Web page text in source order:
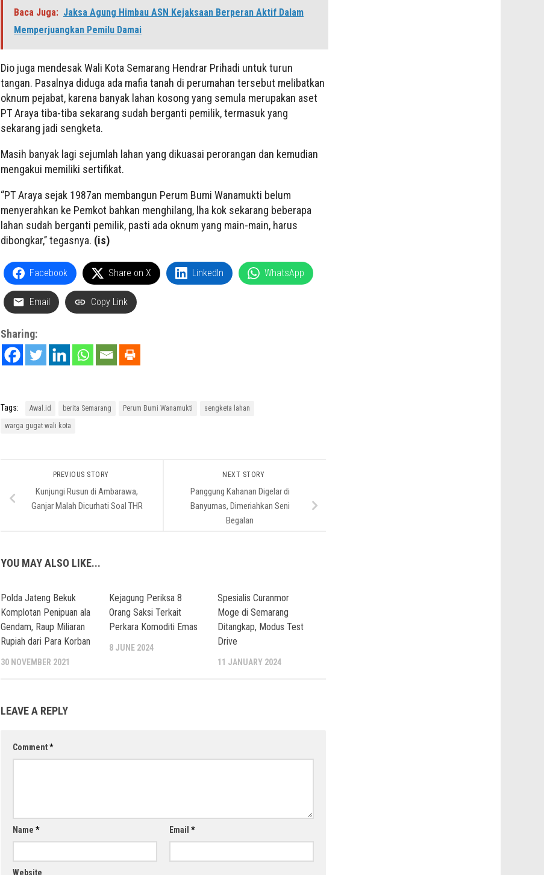
Baca Juga: Jaksa Agung Himbau ASN Kejaksaan Berperan Aktif Dalam
Memperjuangkan Pemilu Damai
Dio juga mendesak Wali Kota Semarang Hendrar Prihadi untuk turun
tangan. Pasalnya diduga ada mafia tanah di perumahan tersebut melibatkan
oknum pejabat, karena banyak lahan kosong yang semula merupakan aset
PT Araya tiba-tiba sekarang sudah berganti pemilik, termasuk yang
sekarang jadi sengketa.
Masih banyak lagi sejumlah lahan yang dikuasai perorangan dan kemudian
mengakui memiliki sertifikat.
‘’PT Araya sejak 1987an membangun Perum Bumi Wanamukti belum
menyerahkan ke Pemkot bahkan menghilang, lha kok sekarang beberapa
lahan sudah berganti pemilik, pasti ada oknum yang main-main, harus
dibongkar,’’ tegasnya. (is)
Facebook Share on X LinkedIn WhatsApp
Email Copy Link
Sharing:
Tags: Awal.id berita Semarang Perum Bumi Wanamukti sengketa lahan
warga gugat wali kota
NEXT STORY
Panggung Kahanan Digelar di
Banyumas, Dimeriahkan Seni
Begalan
PREVIOUS STORY
Kunjungi Rusun di Ambarawa,
Ganjar Malah Dicurhati Soal THR
YOU MAY ALSO LIKE...
Polda Jateng Bekuk
Komplotan Penipuan ala
Gendam, Raup Miliaran
Rupiah dari Para Korban
30 NOVEMBER 2021
Kejagung Periksa 8
Orang Saksi Terkait
Perkara Komoditi Emas
8 JUNE 2024
Spesialis Curanmor
Moge di Semarang
Ditangkap, Modus Test
Drive
11 JANUARY 2024
LEAVE A REPLY
Comment*
Name * Email *
Website